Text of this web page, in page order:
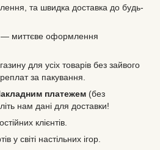
та швидка доставка до будь-
— миттєве оформлення
для усіх товарів без зайвого
за пакування.
платежем (без
нам дані для доставки!
клієнтів.
у світі настільних ігор.